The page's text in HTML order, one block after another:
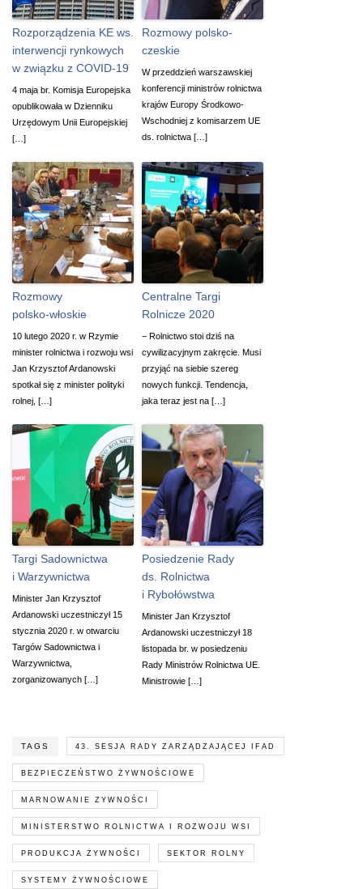
Rozporządzenia KE ws.
interwencji rynkowych
w związku z COVID-19
4 maja br. Komisja Europejska
opublikowała w Dzienniku
Urzędowym Unii Europejskiej
[…]
Rozmowy polsko-
czeskie
W przeddzień warszawskiej
konferencji ministrów rolnictwa
krajów Europy Środkowo-
Wschodniej z komisarzem UE
ds. rolnictwa […]
Rozmowy
polsko-włoskie
10 lutego 2020 r. w Rzymie
minister rolnictwa i rozwoju wsi
Jan Krzysztof Ardanowski
spotkał się z minister polityki
rolnej, […]
Centralne Targi
Rolnicze 2020
− Rolnictwo stoi dziś na
cywilizacyjnym zakręcie. Musi
przyjąć na siebie szereg
nowych funkcji. Tendencja,
jaka teraz jest na […]
Targi Sadownictwa
i Warzywnictwa
Minister Jan Krzysztof
Ardanowski uczestniczył 15
stycznia 2020 r. w otwarciu
Targów Sadownictwa i
Warzywnictwa,
zorganizowanych […]
Posiedzenie Rady
ds. Rolnictwa
i Rybołówstwa
Minister Jan Krzysztof
Ardanowski uczestniczył 18
listopada br. w posiedzeniu
Rady Ministrów Rolnictwa UE.
Ministrowie […]
TAGS 43. SESJA RADY ZARZĄDZAJĄCEJ IFAD
BEZPIECZEŃSTWO ŻYWNOŚCIOWE
MARNOWANIE ZYWNOŚCI
MINISTERSTWO ROLNICTWA I ROZWOJU WSI
PRODUKCJA ŻYWNOŚCI SEKTOR ROLNY
SYSTEMY ŻYWNOŚCIOWE